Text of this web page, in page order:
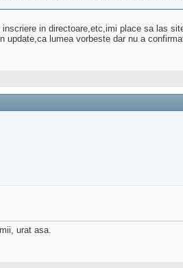
in directoare,etc,imi place sa las
update,ca lumea vorbeste dar nu a
urat asa.